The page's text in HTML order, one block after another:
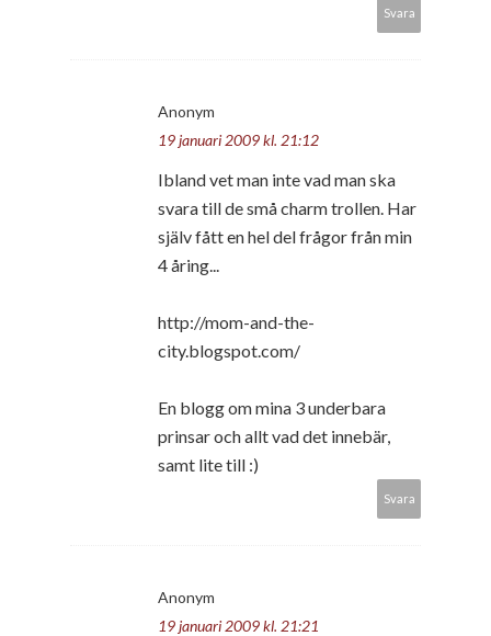
Svara
Anonym
19 januari 2009 kl. 21:12
Ibland vet man inte vad man ska
svara till de små charm trollen. Har
själv fått en hel del frågor från min
4 åring...
http://mom-and-the-
city.blogspot.com/
En blogg om mina 3 underbara
prinsar och allt vad det innebär,
samt lite till :)
Svara
Anonym
19 januari 2009 kl. 21:21